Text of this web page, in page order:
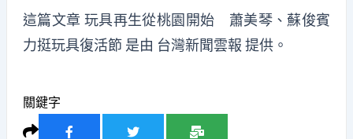
這篇文章 玩具再生從桃園開始 蕭美琴、蘇俊賓
力挺玩具復活節是由 台灣新聞雲報 提供。
關鍵字